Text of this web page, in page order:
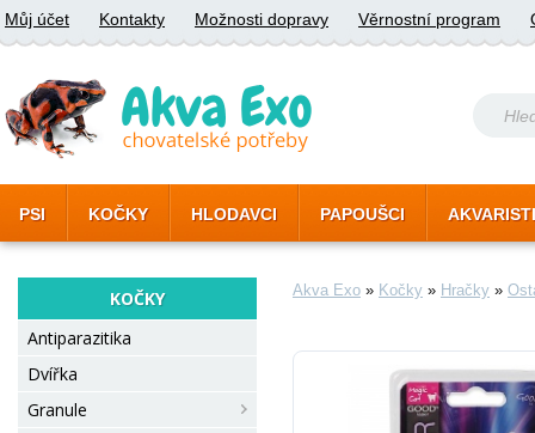
Můj účet Kontakty Možnosti dopravy Věrnostní program
PSI KOČKY HLODAVCI PAPOUŠCI
KOČKY
Antiparazitika
Dvířka
Granule
Akva Exo » Kočky » Hračky »